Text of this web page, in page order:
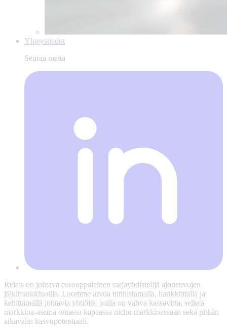
Yhteystiedot
Seuraa meitä
Relais on johtava eurooppalainen sarjayhdistelijä ajoneuvojen
jälkimarkkinoilla. Luomme arvoa tunnistamalla, hankkimalla ja
kehittämällä johtavia yhtiöitä, joilla on vahva kassavirta, selkeä
markkina-asema omassa kapeassa niche-markkinassaan sekä pitkän
aikavälin kasvupotentiaali.